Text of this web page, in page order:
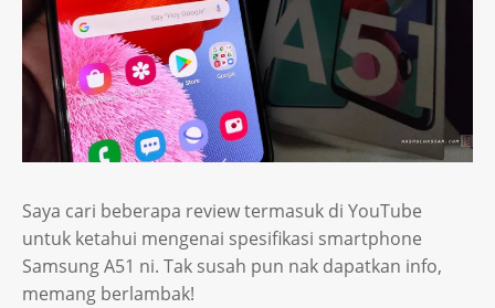
Saya cari beberapa review termasuk di YouTube
untuk ketahui mengenai spesifikasi smartphone
Samsung A51 ni. Tak susah pun nak dapatkan info,
memang berlambak!